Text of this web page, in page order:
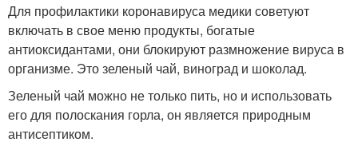
Для профилактики коронавируса медики советуют
включать в свое меню продукты, богатые
антиоксидантами, они блокируют размножение вируса в
организме. Это зеленый чай, виноград и шоколад.
Зеленый чай можно не только пить, но и использовать
его для полоскания горла, он является природным
антисептиком.